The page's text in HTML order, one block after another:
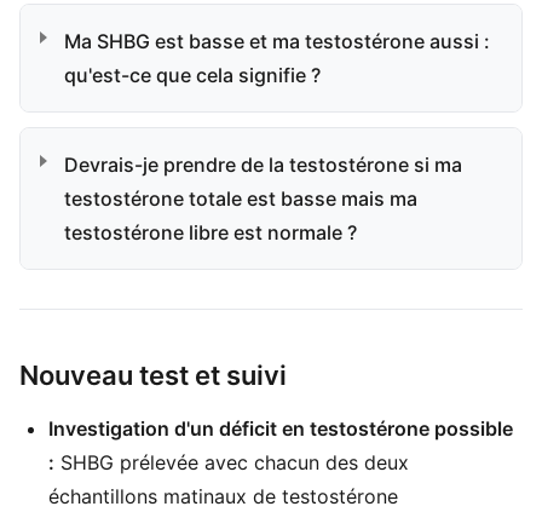
Ma SHBG est basse et ma testostérone aussi :
qu'est-ce que cela signifie ?
Devrais-je prendre de la testostérone si ma
testostérone totale est basse mais ma
testostérone libre est normale ?
Nouveau test et suivi
Investigation d'un déficit en testostérone possible
: SHBG prélevée avec chacun des deux
échantillons matinaux de testostérone